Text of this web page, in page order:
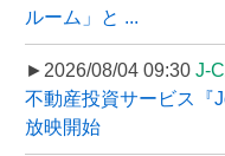
ルーム」と ...
►2026/08/04 09:30 J-
不動産投資サービス『
放映開始